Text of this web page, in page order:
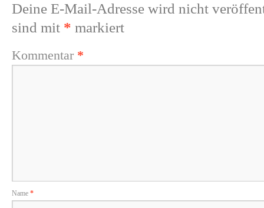
Deine E-Mail-Adresse wird nicht
sind mit * markiert
Kommentar *
Name *